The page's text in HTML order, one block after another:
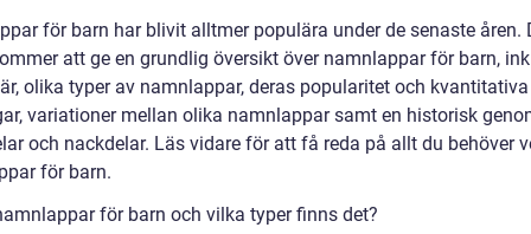
för barn har blivit alltmer populära under de senaste åren.
att ge en grundlig översikt över namnlappar för barn,
olika typer av namnlappar, deras popularitet och kvantitativa
variationer mellan olika namnlappar samt en historisk
och nackdelar. Läs vidare för att få reda på allt du behöver
för barn.
för barn och vilka typer finns det?